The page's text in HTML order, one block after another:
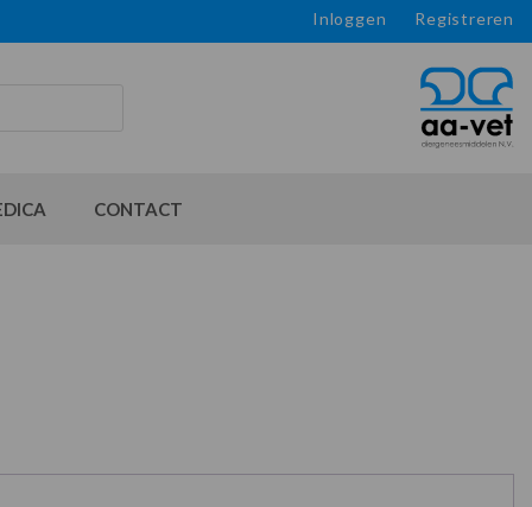
Inloggen Registreren
CONTACT